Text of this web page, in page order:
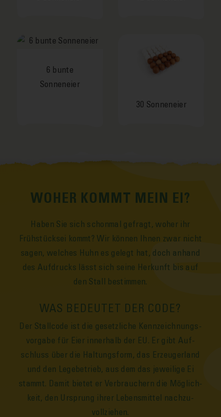
6 bunte
Sonneneier
30 Sonneneier
WOHER KOMMT MEIN EI?
Haben Sie sich schon­mal gefragt, woher ihr
Frühstücks­ei kommt? Wir können Ihnen zwar nicht
sagen, welches Huhn es ge­legt hat, doch an­hand
des Auf­drucks lässt sich seine Her­kunft bis auf
den Stall be­stimmen.
WAS BEDEUTET DER CODE?
Der Stall­code ist die gesetzliche Kennzeichnungs­
vorgabe für Eier inner­halb der EU. Er gibt Auf­
schluss über die Haltungs­form, das Erzeuger­land
und den Lege­betrieb, aus dem das je­weilige Ei
stammt. Da­mit bietet er Ver­brauchern die Möglich­
keit, den Ursprung ihrer Lebens­mittel nachzu­
vollziehen.